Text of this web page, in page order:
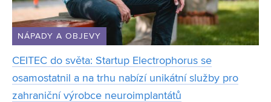
NÁPADY A OBJEVY
CEITEC do světa: Startup Electrophorus se
osamostatnil a na trhu nabízí unikátní služby pro
zahraniční výrobce neuroimplantátů